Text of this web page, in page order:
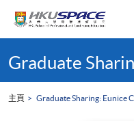
content
startGraduate
主頁 Graduate Sharing: Eunice